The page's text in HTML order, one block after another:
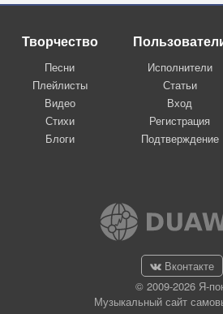
Творчество
Песни
Плейлисты
Видео
Стихи
Блоги
Исполнители
Статьи
Вход
Регистрация
Подтверждение
Вконтакте
© 2009-2026 Я-
Музыкальный сайт